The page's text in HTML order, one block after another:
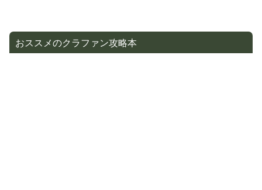
おススメのクラファン攻略本